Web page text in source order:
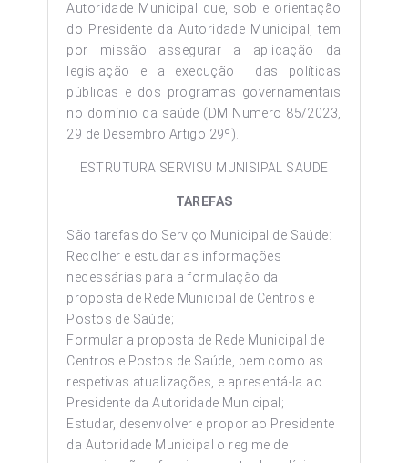
Autoridade Municipal que, sob e orientação
do Presidente da Autoridade Municipal, tem
por missão assegurar a aplicação da
legislação e a execução das políticas
públicas e dos programas governamentais
no domínio da saúde (DM Numero 85/2023,
29 de Desembro Artigo 29º).
ESTRUTURA SERVISU MUNISIPAL SAUDE
TAREFAS
São tarefas do Serviço Municipal de Saúde:
Recolher e estudar as informações
necessárias para a formulação da
proposta de Rede Municipal de Centros e
Postos de Saúde;
Formular a proposta de Rede Municipal de
Centros e Postos de Saúde, bem como as
respetivas atualizações, e apresentá-la ao
Presidente da Autoridade Municipal;
Estudar, desenvolver e propor ao Presidente
da Autoridade Municipal o regime de